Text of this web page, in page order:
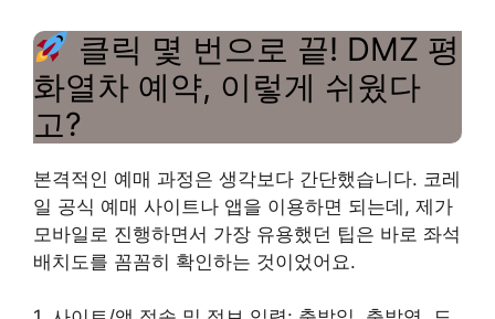
클릭 몇 번으로 끝! DMZ 평
화열차 예약, 이렇게 쉬웠다
고?
본격적인 예매 과정은 생각보다 간단했습니다. 코레
일 공식 예매 사이트나 앱을 이용하면 되는데, 제가
모바일로 진행하면서 가장 유용했던 팁은 바로 좌석
배치도를 꼼꼼히 확인하는 것이었어요.